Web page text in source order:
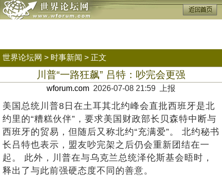
世界论坛网 > 时事新闻 > 正文
川普“一路狂飙” 吕特：吵完会更强
wforum.com 2026-07-08 21:59 上报
美国总统川普8日在土耳其北约峰会直批西班牙是北
约里的“糟糕伙伴”，要求美国财政部长贝森特中断与
西班牙的贸易，但随后又称北约“充满爱”。 北约秘书
长吕特也表示，盟友吵完架之后仍会重新团结在一
起。 此外，川普在与乌克兰总统泽伦斯基会晤时，
释出了与此前强硬态度不同的善意。